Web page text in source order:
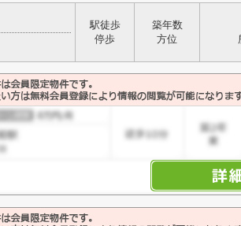
駅徒歩
停歩
築年数
方位